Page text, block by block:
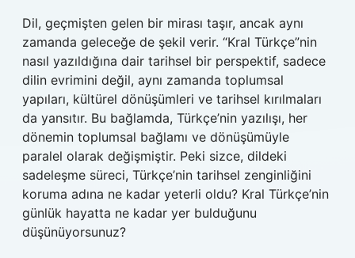
Dil, geçmişten gelen bir mirası taşır, ancak aynı
zamanda geleceğe de şekil verir. “Kral Türkçe”nin
nasıl yazıldığına dair tarihsel bir perspektif, sadece
dilin evrimini değil, aynı zamanda toplumsal
yapıları, kültürel dönüşümleri ve tarihsel kırılmaları
da yansıtır. Bu bağlamda, Türkçe’nin yazılışı, her
dönemin toplumsal bağlamı ve dönüşümüyle
paralel olarak değişmiştir. Peki sizce, dildeki
sadeleşme süreci, Türkçe’nin tarihsel zenginliğini
koruma adına ne kadar yeterli oldu? Kral Türkçe’nin
günlük hayatta ne kadar yer bulduğunu
düşünüyorsunuz?